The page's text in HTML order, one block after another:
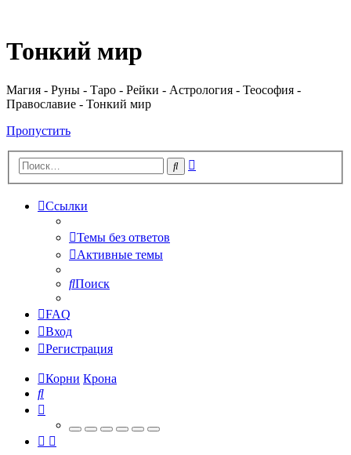
Тонкий мир
Магия - Руны - Таро - Рейки - Астрология - Теософия -
Православие - Тонкий мир
Пропустить
Поиск
Ссылки
Темы без ответов
Активные темы
Поиск
FAQ
Вход
Регистрация
Корни Крона
Поиск